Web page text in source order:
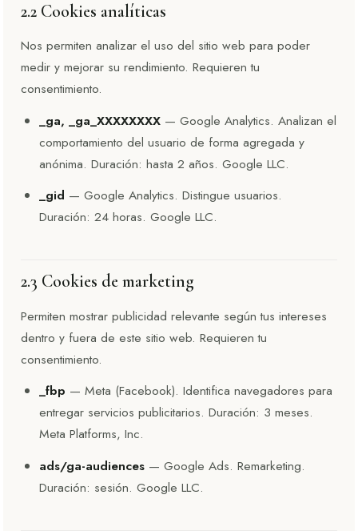
2.2 Cookies analíticas
Nos permiten analizar el uso del sitio web para poder
medir y mejorar su rendimiento. Requieren tu
consentimiento.
_ga, _ga_XXXXXXXX— Google Analytics. Analizan el
comportamiento del usuario de forma agregada y
anónima. Duración: hasta 2 años. Google LLC.
_gid — Google Analytics. Distingue usuarios.
Duración: 24 horas. Google LLC.
2.3 Cookies de marketing
Permiten mostrar publicidad relevante según tus intereses
dentro y fuera de este sitio web. Requieren tu
consentimiento.
_fbp — Meta (Facebook). Identifica navegadores para
entregar servicios publicitarios. Duración: 3 meses.
Meta Platforms, Inc.
ads/ga-audiences— Google Ads. Remarketing.
Duración: sesión. Google LLC.